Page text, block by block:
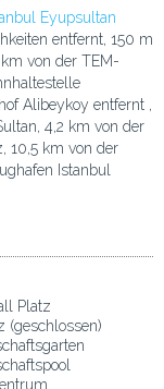
Eyupsultan
entfernt, 150 m
von der TEM-
Alibeykoy entfernt ,
4,2 km von der
10,5 km von der
Istanbul
Platz
(geschlossen)